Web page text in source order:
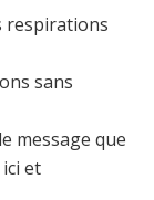
respirations
sans
message que
et